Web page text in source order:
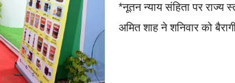
*नूतन न्याय संहिता पर राज्य
अमित शाह ने शनिवार को